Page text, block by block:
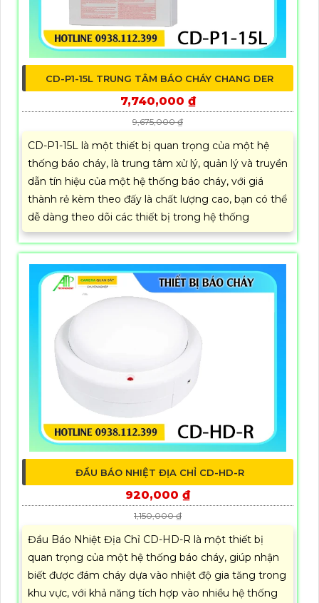
CD-P1-15L TRUNG TÂM BÁO CHÁY CHANG DER
7,740,000 ₫
9,675,000 ₫
CD-P1-15L là một thiết bị quan trọng của một hệ
thống báo cháy, là trung tâm xử lý, quản lý và truyền
dẫn tín hiệu của một hệ thống báo cháy, với giá
thành rẻ kèm theo đấy là chất lượng cao, bạn có thể
dễ dàng theo dõi các thiết bị trong hệ thống
ĐẦU BÁO NHIỆT ĐỊA CHỈ CD-HD-R
920,000 ₫
1,150,000 ₫
Đầu Báo Nhiệt Địa Chỉ CD-HD-R là một thiết bị
quan trọng của một hệ thống báo cháy, giúp nhận
biết được đám cháy dựa vào nhiệt độ gia tăng trong
khu vực, với khả năng tích hợp vào nhiều hệ thống